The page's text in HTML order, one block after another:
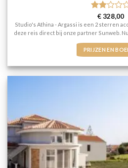
2 uit
5
€328,00
Studio's Athina - Argassi is een 2 sterren
deze reis direct bij onze partner Sunweb.
PRIJZEN EN